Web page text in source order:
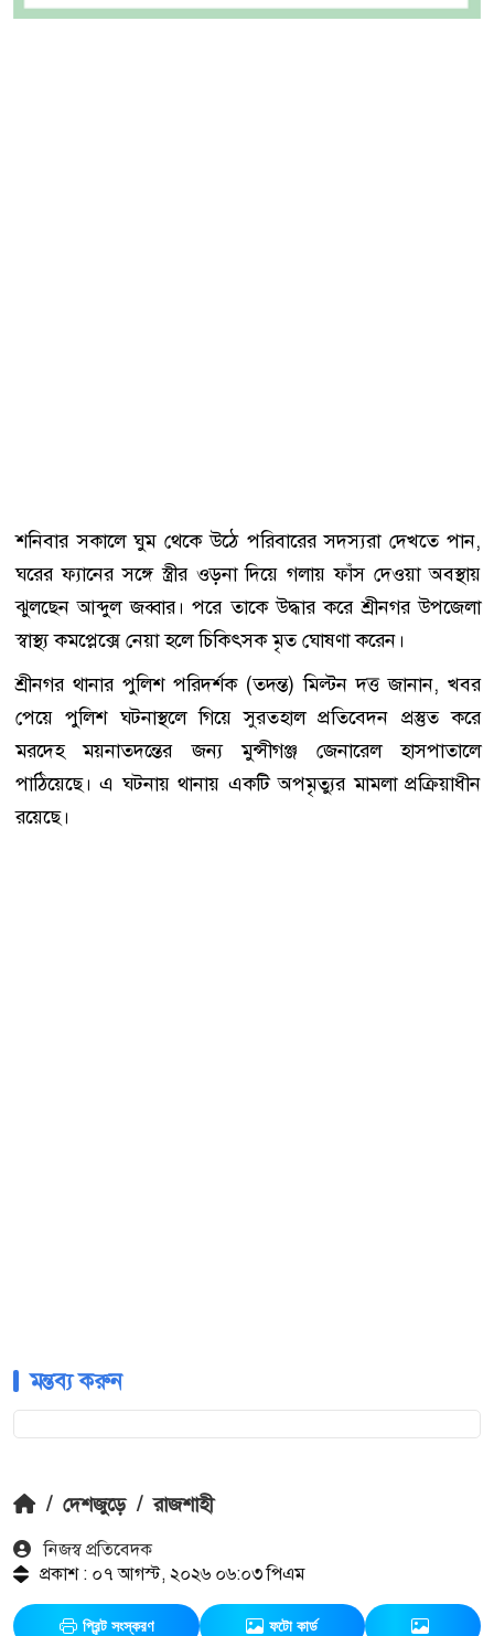
শনিবার সকালে ঘুম থেকে উঠে পরিবারের সদস্যরা দেখতে পান,
ঘরের ফ্যানের সঙ্গে স্ত্রীর ওড়না দিয়ে গলায় ফাঁস দেওয়া অবস্থায়
ঝুলছেন আব্দুল জব্বার। পরে তাকে উদ্ধার করে শ্রীনগর উপজেলা
স্বাস্থ্য কমপ্লেক্সে নেয়া হলে চিকিৎসক মৃত ঘোষণা করেন।
শ্রীনগর থানার পুলিশ পরিদর্শক (তদন্ত) মিল্টন দত্ত জানান, খবর
পেয়ে পুলিশ ঘটনাস্থলে গিয়ে সুরতহাল প্রতিবেদন প্রস্তুত করে
মরদেহ ময়নাতদন্তের জন্য মুন্সীগঞ্জ জেনারেল হাসপাতালে
পাঠিয়েছে। এ ঘটনায় থানায় একটি অপমৃত্যুর মামলা প্রক্রিয়াধীন
রয়েছে।
মন্তব্য করুন
/ দেশজুড়ে / রাজশাহী
নিজস্ব প্রতিবেদক
প্রকাশ : ০৭ আগস্ট, ২০২৬ ০৬:০৩ পিএম
প্রিন্ট সংস্করণ ফটো কার্ড